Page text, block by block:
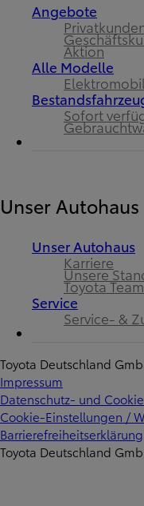
Angebote
Aktion
Alle Modelle
Sofort
Unser Autohaus
Unser Autohaus
Karriere
Unsere
Toyota
Service
Service- &
Toyota Deutschland
Impressum
Datenschutz- und
Cookie-Einstellungen /
Barrierefreiheitserklärung
Toyota Deutschland